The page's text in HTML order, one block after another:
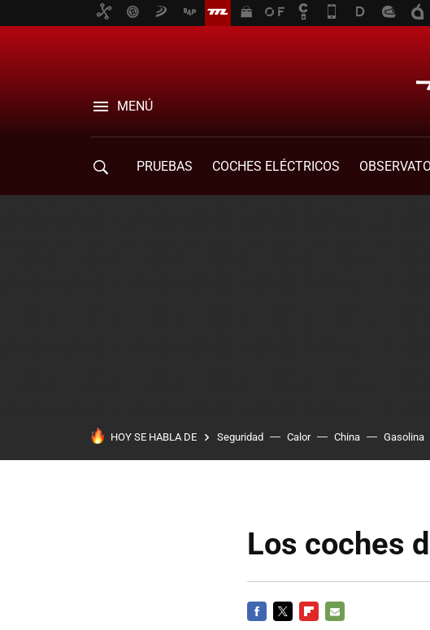
MENÚ
PRUEBAS COCHES ELÉCTRICOS
HOY SE HABLA DE Seguridad Calor China Gasolina
Los coches